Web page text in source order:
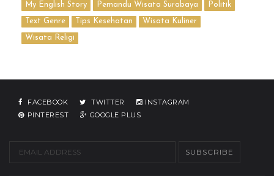
My English Story Pemandu Wisata Surabaya Politik
Text Genre Tips Kesehatan Wisata Kuliner
Wisata Religi
FACEBOOK TWITTER
INSTAGRAM
PINTEREST
GOOGLE PLUS